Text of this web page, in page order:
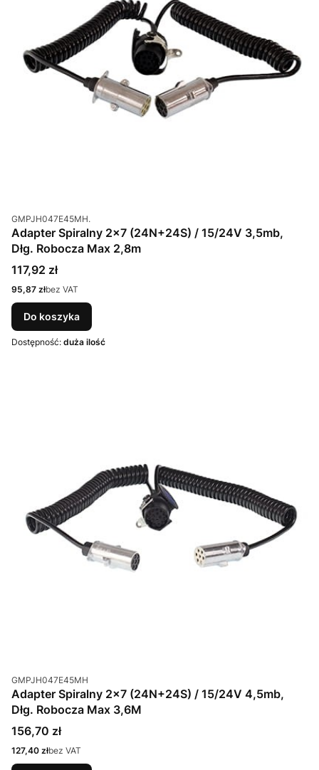
Kod produktu
GMPJH047E45MH.
Adapter Spiralny 2x7 (24N+24S) / 15/24V 3,5mb,
Dłg. Robocza Max 2,8m
Cena
117,92 zł
Cena
95,87 złbez VAT
Do koszyka
Dostępność: duża ilość
Kod produktu
GMPJH047E45MH
Adapter Spiralny 2x7 (24N+24S) / 15/24V 4,5mb,
Dłg. Robocza Max 3,6M
Cena
156,70 zł
Cena
127,40 złbez VAT